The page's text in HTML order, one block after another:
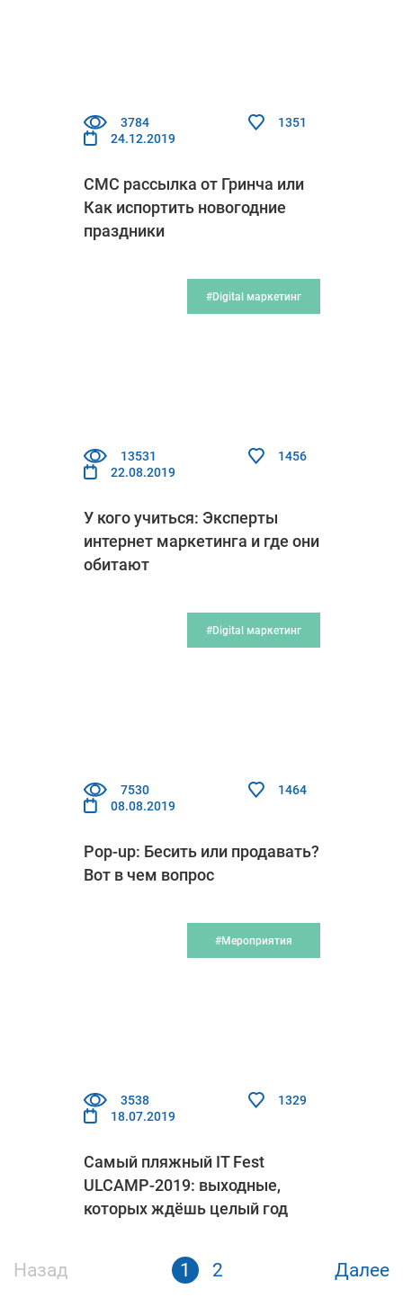
3784
1351
24.12.2019
СМС рассылка от Гринча или
Как испортить новогодние
праздники
#Digital маркетинг
13531
1456
22.08.2019
У кого учиться: Эксперты
интернет маркетинга и где они
обитают
#Digital маркетинг
7530
1464
08.08.2019
Pop-up: Бесить или продавать?
Вот в чем вопрос
#Мероприятия
3538
1329
18.07.2019
Самый пляжный IT Fest
ULCAMP-2019: выходные,
которых ждёшь целый год
Назад 1 2 Далее